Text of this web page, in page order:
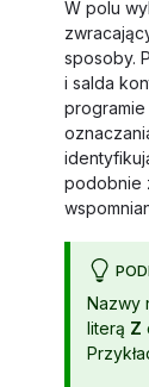
W polu
sposoby.
i salda
podobnie
Nazwy
literą Z